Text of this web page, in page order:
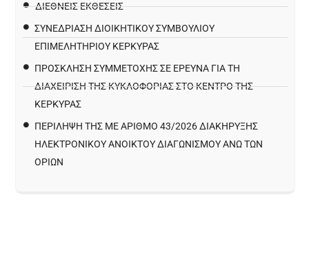
ΔΙΕΘΝΕΙΣ ΕΚΘΕΣΕΙΣ
ΣΥΝΕΔΡΙΑΣΗ ΔΙΟΙΚΗΤΙΚΟΥ ΣΥΜΒΟΥΛΙΟΥ
ΕΠΙΜΕΛΗΤΗΡΙΟΥ ΚΕΡΚΥΡΑΣ
ΠΡΌΣΚΛΗΣΗ ΣΥΜΜΕΤΟΧΉΣ ΣΕ ΈΡΕΥΝΑ ΓΙΑ ΤΗ
ΔΙΑΧΕΊΡΙΣΗ ΤΗΣ ΚΥΚΛΟΦΟΡΊΑΣ ΣΤΟ ΚΈΝΤΡΟ ΤΗΣ
ΚΈΡΚΥΡΑΣ
ΠΕΡΙΛΗΨΗ ΤΗΣ ΜΕ ΑΡΙΘΜΟ 43/2026 ΔΙΑΚΗΡΥΞΗΣ
ΗΛΕΚΤΡΟΝΙΚΟΥ ΑΝΟΙΚΤΟΥ ΔΙΑΓΩΝΙΣΜΟΥ ΑΝΩ ΤΩΝ
ΟΡΙΩΝ